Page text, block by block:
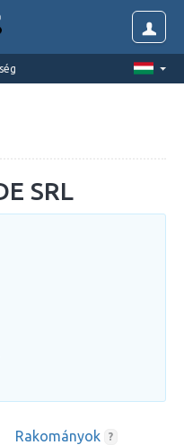
SRL
Rakományok ?